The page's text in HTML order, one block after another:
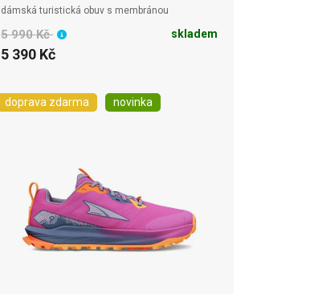
dámská turistická obuv s membránou
5 990 Kč
5 390 Kč
skladem
doprava zdarma novinka